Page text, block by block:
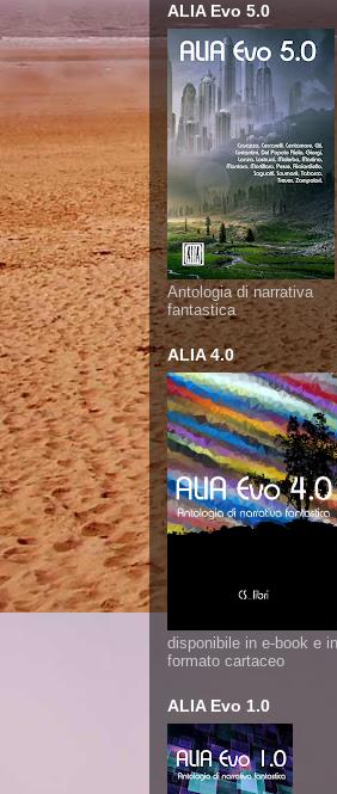
ALIA Evo 5.0
Antologia di narrativa
fantastica
ALIA 4.0
disponibile in e-book e in
formato cartaceo
ALIA Evo 1.0